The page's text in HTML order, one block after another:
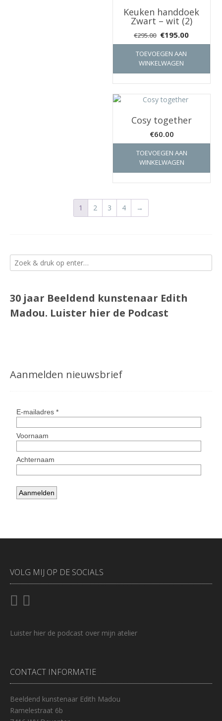
Keuken handdoek
Zwart – wit (2)
€295.00 Oorspronkelijke
prijs
was:
€295.00.
€195.00Huidige
prijs
TOEVOEGEN AAN
WINKELWAGEN
Cosy together
€60.00
TOEVOEGEN AAN
WINKELWAGEN
1 2 3 4 →
30 jaar Beeldend kunstenaar Edith
Madou. Luister hier de Podcast
Aanmelden nieuwsbrief
VOLG MIJ OP DE SOCIALS
Luister hier de podcast over mijn atelier
CONTACT INFORMATIE
Beeldend kunstenaar Edith Madou
Ramelestraat 6b